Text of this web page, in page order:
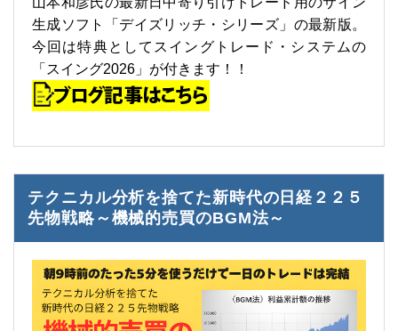
生成ソフト「デイズリッチ・シリーズ」の最新版。
今回は特典としてスイングトレード・システムの
「スイング2026」が付きます！！
テクニカル分析を捨てた新時代の日経２２５
先物戦略～機械的売買のBGM法～